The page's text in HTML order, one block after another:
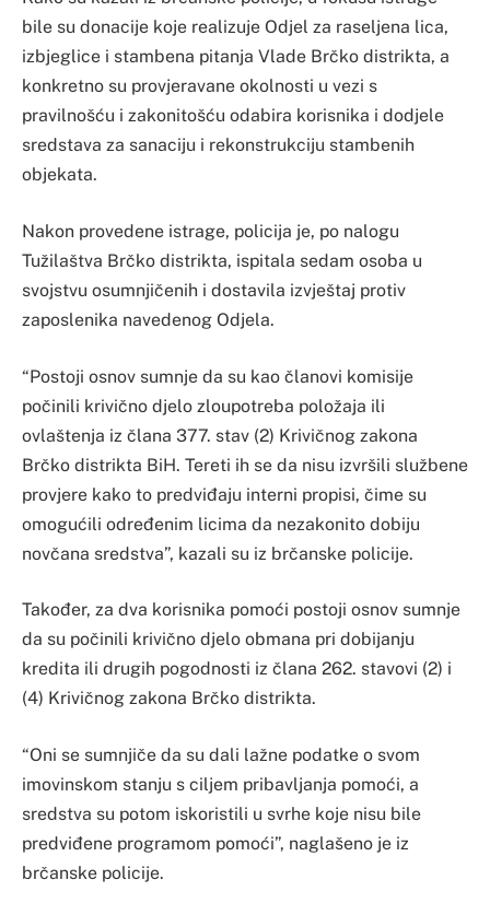
bile su donacije koje realizuje Odjel za raseljena lica,
izbjeglice i stambena pitanja Vlade Brčko distrikta, a
konkretno su provjeravane okolnosti u vezi s
pravilnošću i zakonitošću odabira korisnika i dodjele
sredstava za sanaciju i rekonstrukciju stambenih
objekata.
Nakon provedene istrage, policija je, po nalogu
Tužilaštva Brčko distrikta, ispitala sedam osoba u
svojstvu osumnjičenih i dostavila izvještaj protiv
zaposlenika navedenog Odjela.
“Postoji osnov sumnje da su kao članovi komisije
počinili krivično djelo zloupotreba položaja ili
ovlaštenja iz člana 377. stav (2) Krivičnog zakona
Brčko distrikta BiH. Tereti ih se da nisu izvršili službene
provjere kako to predviđaju interni propisi, čime su
omogućili određenim licima da nezakonito dobiju
novčana sredstva”, kazali su iz brčanske policije.
Također, za dva korisnika pomoći postoji osnov sumnje
da su počinili krivično djelo obmana pri dobijanju
kredita ili drugih pogodnosti iz člana 262. stavovi (2) i
(4) Krivičnog zakona Brčko distrikta.
“Oni se sumnjiče da su dali lažne podatke o svom
imovinskom stanju s ciljem pribavljanja pomoći, a
sredstva su potom iskoristili u svrhe koje nisu bile
predviđene programom pomoći”, naglašeno je iz
brčanske policije.